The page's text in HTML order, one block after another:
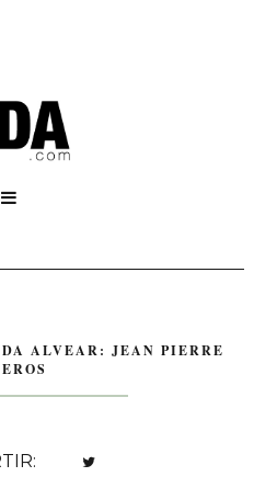

ALVEAR: JEAN PIERRE